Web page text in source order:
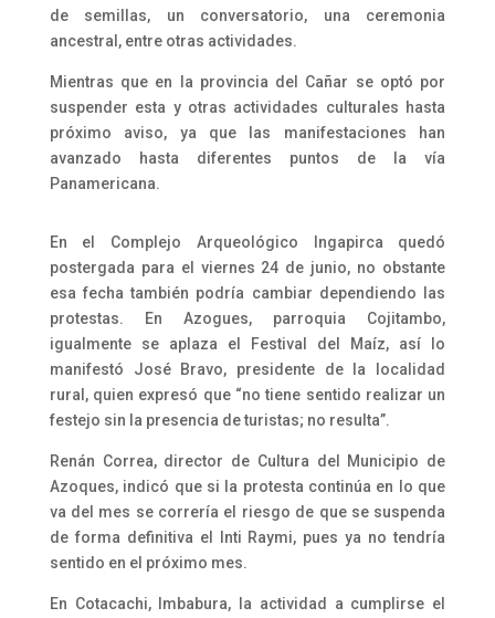
de semillas, un conversatorio, una ceremonia
ancestral, entre otras actividades.
Mientras que en la provincia del Cañar se optó por
suspender esta y otras actividades culturales hasta
próximo aviso, ya que las manifestaciones han
avanzado hasta diferentes puntos de la vía
Panamericana.
En el Complejo Arqueológico Ingapirca quedó
postergada para el viernes 24 de junio, no obstante
esa fecha también podría cambiar dependiendo las
protestas. En Azogues, parroquia Cojitambo,
igualmente se aplaza el Festival del Maíz, así lo
manifestó José Bravo, presidente de la localidad
rural, quien expresó que “no tiene sentido realizar un
festejo sin la presencia de turistas; no resulta”.
Renán Correa, director de Cultura del Municipio de
Azoques, indicó que si la protesta continúa en lo que
va del mes se correría el riesgo de que se suspenda
de forma definitiva el Inti Raymi, pues ya no tendría
sentido en el próximo mes.
En Cotacachi, Imbabura, la actividad a cumplirse el